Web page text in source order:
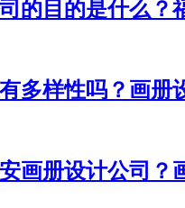
的目的是什么？
多样性吗？画册
画册设计公司？